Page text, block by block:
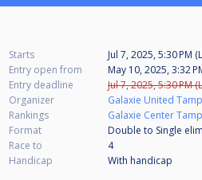
Starts
Jul 7, 2025, 5:30 PM
Entry open from
May 10, 2025, 3:32
Entry deadline
Jul 7, 2025, 5:30 PM
Organizer
Galaxie United
Rankings
Galaxie Center
Format
Double to Single
Race to
4
Handicap
With handicap